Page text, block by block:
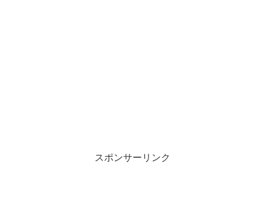
スポンサーリンク